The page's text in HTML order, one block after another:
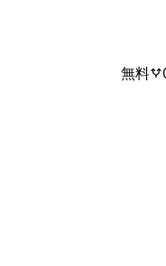
無料